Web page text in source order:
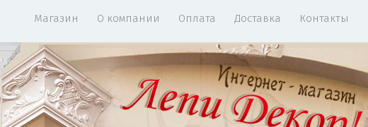
Магазин О компании Оплата Доставка Контакты